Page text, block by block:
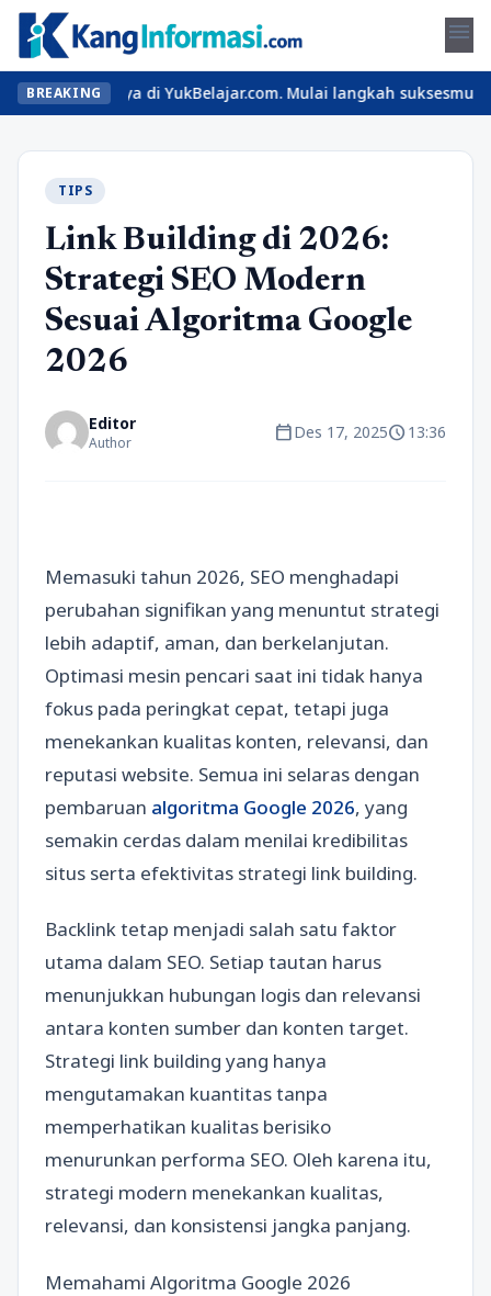
menu
BREAKING
hanya di YukBelajar.com. Mulai langkah suksesmu hari
TIPS
Link Building di 2026:
Strategi SEO Modern
Sesuai Algoritma Google
2026
Editor
Author calendar_todayDes 17, 2025schedule13:36
Memasuki tahun 2026, SEO menghadapi
perubahan signifikan yang menuntut strategi
lebih adaptif, aman, dan berkelanjutan.
Optimasi mesin pencari saat ini tidak hanya
fokus pada peringkat cepat, tetapi juga
menekankan kualitas konten, relevansi, dan
reputasi website. Semua ini selaras dengan
pembaruan algoritma Google 2026, yang
semakin cerdas dalam menilai kredibilitas
situs serta efektivitas strategi link building.
Backlink tetap menjadi salah satu faktor
utama dalam SEO. Setiap tautan harus
menunjukkan hubungan logis dan relevansi
antara konten sumber dan konten target.
Strategi link building yang hanya
mengutamakan kuantitas tanpa
memperhatikan kualitas berisiko
menurunkan performa SEO. Oleh karena itu,
strategi modern menekankan kualitas,
relevansi, dan konsistensi jangka panjang.
Memahami Algoritma Google 2026